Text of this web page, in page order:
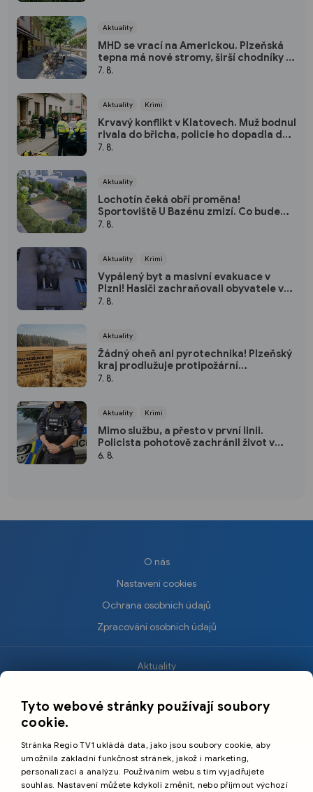
Aktuality
MHD se vrací na Americkou. Plzeňská
tepna má nové stromy, širší chodníky i
zónu 20 km/h
7. 8.
Aktuality Krimi
Krvavý konflikt v Klatovech. Muž bodnul
rivala do břicha, policie ho dopadla do
dvou hodin
7. 8.
Aktuality
Lochotín čeká obří proměna!
Sportoviště U Bazénu zmizí. Co bude
místo něj?
7. 8.
Aktuality Krimi
Vypálený byt a masivní evakuace v
Plzni! Hasiči zachraňovali obyvatele v
maskách
7. 8.
Aktuality
Žádný oheň ani pyrotechnika! Plzeňský
kraj prodlužuje protipožární
pohotovost
7. 8.
Aktuality Krimi
Mimo službu, a přesto v první linii.
Policista pohotově zachránil život v
plzeňském fitku
6. 8.
O nás
Nastavení cookies
Ochrana osobních údajů
Zpracování osobních údajů
Aktuality
Sport
Cestování
Tyto webové stránky používají soubory
cookie.
Stránka Regio TV1 ukládá data, jako jsou soubory cookie, aby
umožnila základní funkčnost stránek, jakož i marketing,
personalizaci a analýzu. Používáním webu s tím vyjadřujete
souhlas. Nastavení můžete kdykoli změnit, nebo přijmout výchozí